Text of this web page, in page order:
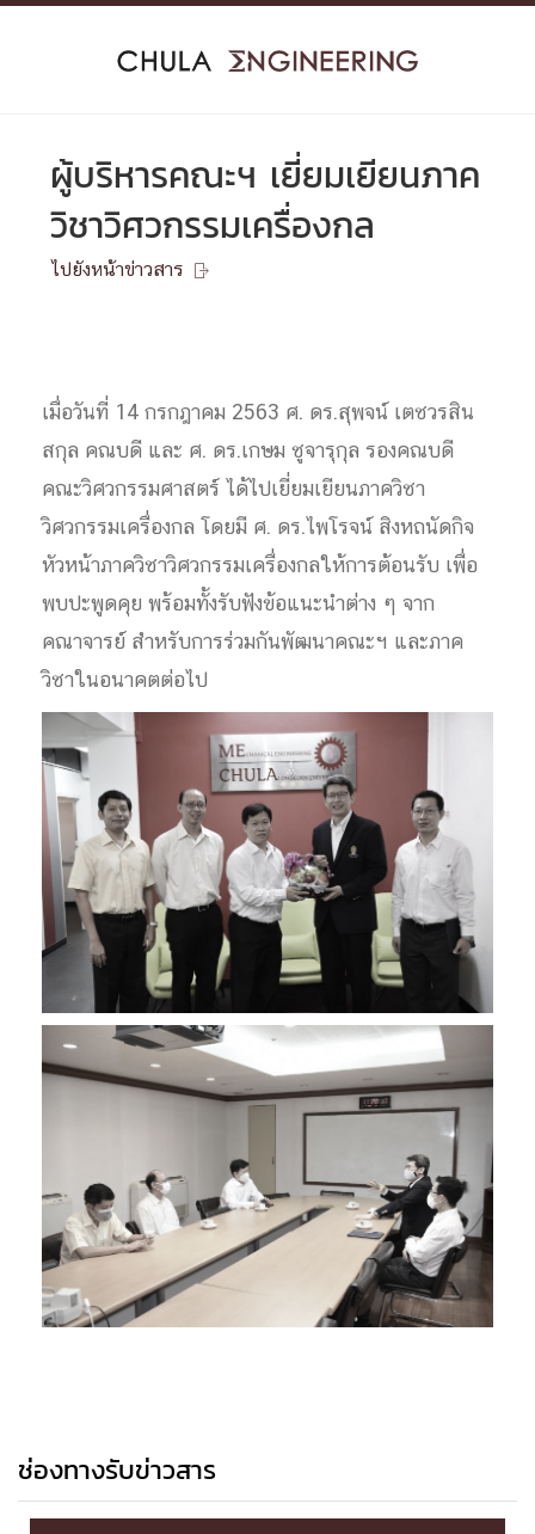
Skip
ผู้บริหารคณะฯ เยี่ยมเยียนภาค
วิชาวิศวกรรมเครื่องกล
ไปยังหน้าข่าวสาร 
เมื่อวันที่ 14 กรกฎาคม 2563 ศ. ดร.สุพจน์ เตชวรสิน
สกุล คณบดี และ ศ. ดร.เกษม ชูจารุกุล รองคณบดี
คณะวิศวกรรมศาสตร์ ได้ไปเยี่ยมเยียนภาควิชา
วิศวกรรมเครื่องกล โดยมี ศ. ดร.ไพโรจน์ สิงหถนัดกิจ
หัวหน้าภาควิชาวิศวกรรมเครื่องกลให้การต้อนรับ เพื่อ
พบปะพูดคุย พร้อมทั้งรับฟังข้อแนะนำต่าง ๆ จาก
คณาจารย์ สำหรับการร่วมกันพัฒนาคณะฯ และภาค
วิชาในอนาคตต่อไป
ช่องทางรับข่าวสาร